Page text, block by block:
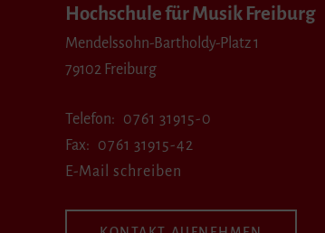
Hochschule für Musik Freiburg
Mendelssohn-Bartholdy-Platz 1
79102 Freiburg
Telefon
0761 31915-0
Fax
0761 31915-42
E-Mail schreiben